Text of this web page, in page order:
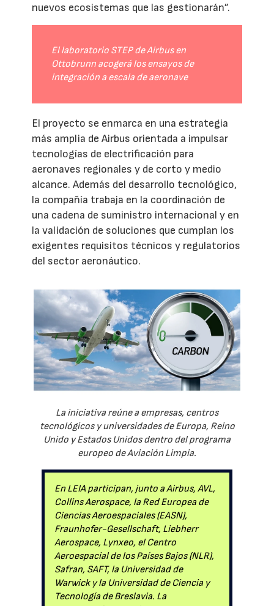
nuevos ecosistemas que las gestionarán”.
El laboratorio STEP de Airbus en
Ottobrunn acogerá los ensayos de
integración a escala de aeronave
El proyecto se enmarca en una estrategia
más amplia de Airbus orientada a impulsar
tecnologías de electrificación para
aeronaves regionales y de corto y medio
alcance. Además del desarrollo tecnológico,
la compañía trabaja en la coordinación de
una cadena de suministro internacional y en
la validación de soluciones que cumplan los
exigentes requisitos técnicos y regulatorios
del sector aeronáutico.
La iniciativa reúne a empresas, centros
tecnológicos y universidades de Europa, Reino
Unido y Estados Unidos dentro del programa
europeo de Aviación Limpia.
En LEIA participan, junto a Airbus, AVL,
Collins Aerospace, la Red Europea de
Ciencias Aeroespaciales (EASN),
Fraunhofer-Gesellschaft, Liebherr
Aerospace, Lynxeo, el Centro
Aeroespacial de los Países Bajos (NLR),
Safran, SAFT, la Universidad de
Warwick y la Universidad de Ciencia y
Tecnología de Breslavia. La